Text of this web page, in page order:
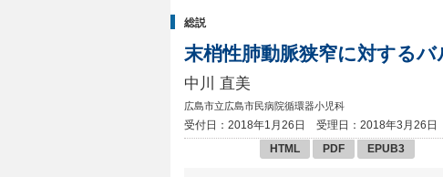
総説
末梢性肺動脈狭窄に対するバ
中川 直美
広島市立広島市民病院循環器小児科
受付日：2018年1月26日 受理日：2018年3月26日
HTML
PDF EPUB3